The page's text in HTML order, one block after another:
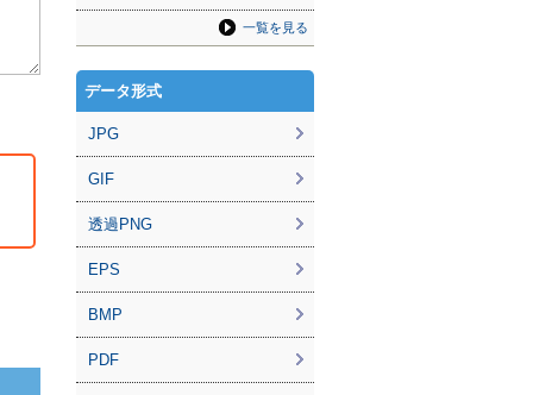
一覧を見る
データ形式
JPG
GIF
透過PNG
EPS
BMP
PDF